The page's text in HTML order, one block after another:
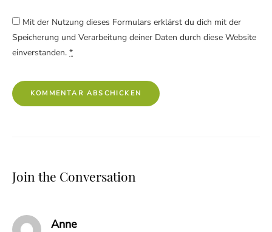
Mit der Nutzung dieses Formulars erklärst du dich mit der
Speicherung und Verarbeitung deiner Daten durch diese Website
einverstanden. *
Join the Conversation
Annesays: